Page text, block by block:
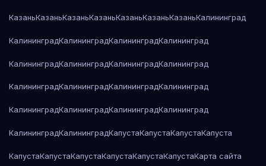
КазаньКазаньКазаньКазаньКазаньКазаньКазаньКалининград
КалининградКалининградКалининградКалининград
КалининградКалининградКалининградКалининград
КалининградКалининградКалининградКалининград
КалининградКалининградКалининградКалининград
КалининградКалининградКапустаКапустаКапустаКапуста
КапустаКапустаКапустаКапустаКапустаКапустаКарта сайта